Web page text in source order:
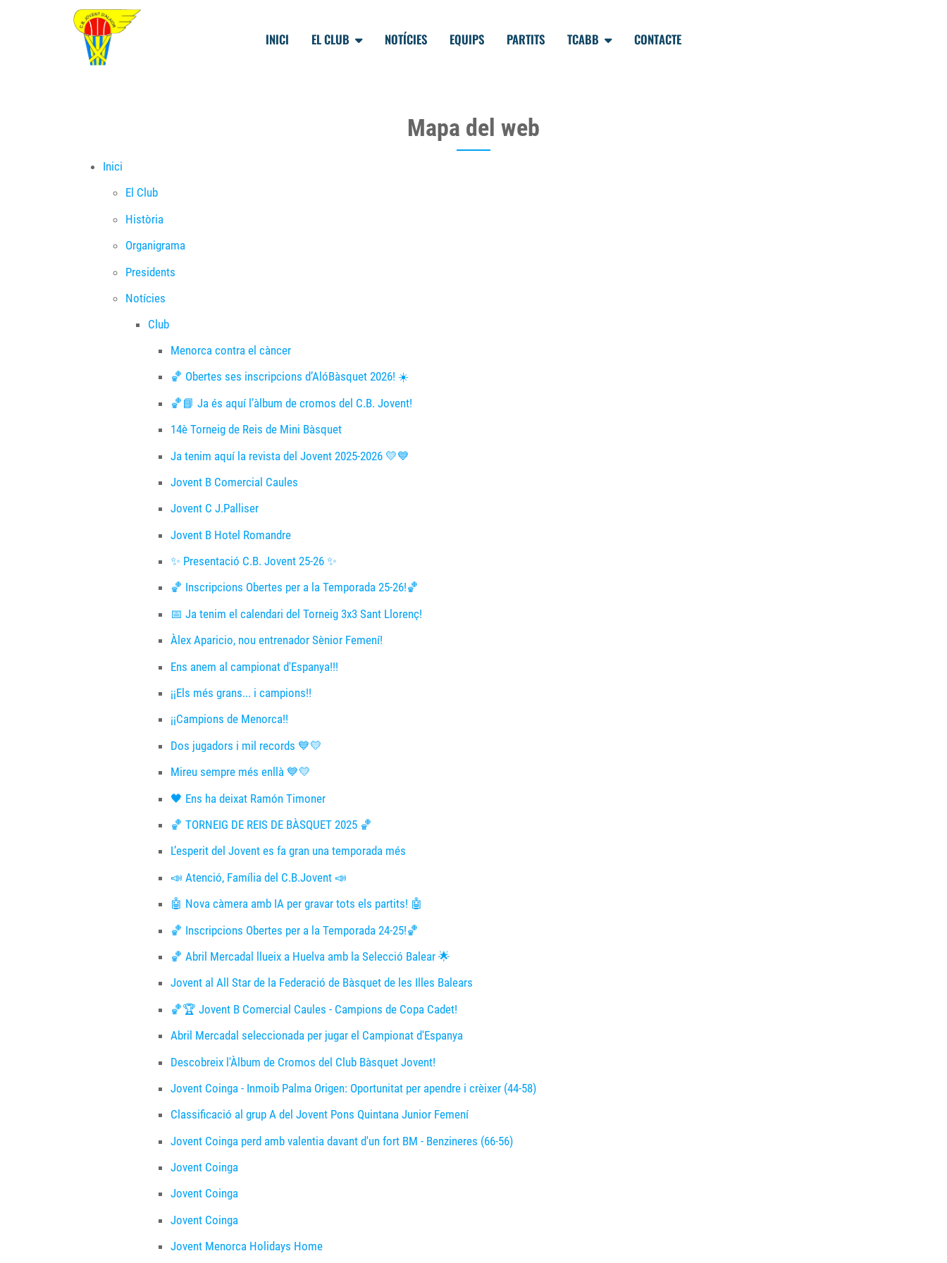
INICI EL CLUB NOTÍCIES EQUIPS PARTITS TCABB CONTACTE
Mapa del web
Inici
El Club
Història
Organigrama
Presidents
Notícies
Club
Menorca contra el càncer
🏀 Obertes ses inscripcions d’AlóBàsquet 2026! ☀️
🏀📘 Ja és aquí l’àlbum de cromos del C.B. Jovent!
14è Torneig de Reis de Mini Bàsquet
Ja tenim aquí la revista del Jovent 2025-2026 💛💙
Jovent B Comercial Caules
Jovent C J.Palliser
Jovent B Hotel Romandre
✨ Presentació C.B. Jovent 25-26 ✨
🏀 Inscripcions Obertes per a la Temporada 25-26!🏀
📅 Ja tenim el calendari del Torneig 3x3 Sant Llorenç!
Àlex Aparicio, nou entrenador Sènior Femení!
Ens anem al campionat d'Espanya!!!
¡¡Els més grans... i campions!!
¡¡Campions de Menorca!!
Dos jugadors i mil records 💙💛
Mireu sempre més enllà 💙💛
🖤 Ens ha deixat Ramón Timoner
🏀 TORNEIG DE REIS DE BÀSQUET 2025 🏀
L’esperit del Jovent es fa gran una temporada més
📣 Atenció, Família del C.B.Jovent 📣
🤖 Nova càmera amb IA per gravar tots els partits! 🤖
🏀 Inscripcions Obertes per a la Temporada 24-25!🏀
🏀 Abril Mercadal llueix a Huelva amb la Selecció Balear 🌟
Jovent al All Star de la Federació de Bàsquet de les Illes Balears
🏀🏆 Jovent B Comercial Caules - Campions de Copa Cadet!
Abril Mercadal seleccionada per jugar el Campionat d'Espanya
Descobreix l'Àlbum de Cromos del Club Bàsquet Jovent!
Jovent Coinga - Inmoib Palma Origen: Oportunitat per apendre i crèixer (44-58)
Classificació al grup A del Jovent Pons Quintana Junior Femení
Jovent Coinga perd amb valentia davant d'un fort BM - Benzineres (66-56)
Jovent Coinga
Jovent Coinga
Jovent Coinga
Jovent Menorca Holidays Home